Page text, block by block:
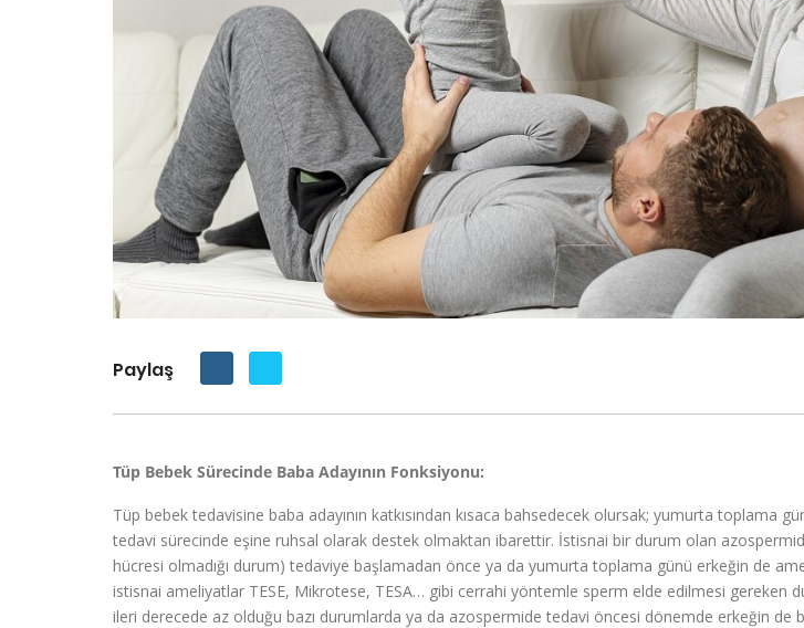
Paylaş
Tüp Bebek Sürecinde Baba Adayının Fonksiyonu:
Tüp bebek tedavisine baba adayının katkısından kısaca bahsedecek olursak; yumurta toplama
tedavi sürecinde eşine ruhsal olarak destek olmaktan ibarettir. İstisnai bir durum olan
hücresi olmadığı durum) tedaviye başlamadan önce ya da yumurta toplama günü erkeğin de
istisnai ameliyatlar TESE, Mikrotese, TESA… gibi cerrahi yöntemle sperm elde edilmesi gereken
ileri derecede az olduğu bazı durumlarda ya da azospermide tedavi öncesi dönemde erkeğin de